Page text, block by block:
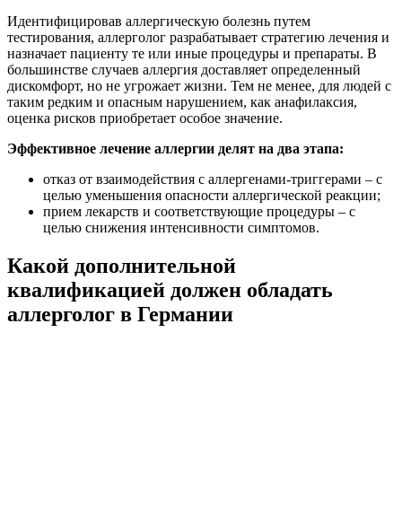
Идентифицировав аллергическую болезнь путем
тестирования, аллерголог разрабатывает стратегию лечения и
назначает пациенту те или иные процедуры и препараты. В
большинстве случаев аллергия доставляет определенный
дискомфорт, но не угрожает жизни. Тем не менее, для людей с
таким редким и опасным нарушением, как анафилаксия,
оценка рисков приобретает особое значение.
Эффективное лечение аллергии делят на два этапа:
отказ от взаимодействия с аллергенами-триггерами – с
целью уменьшения опасности аллергической реакции;
прием лекарств и соответствующие процедуры – с
целью снижения интенсивности симптомов.
Какой дополнительной
квалификацией должен обладать
аллерголог в Германии